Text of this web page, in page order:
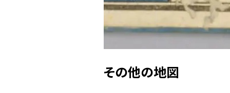
その他の地図